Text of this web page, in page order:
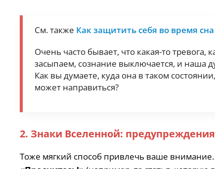
См. также Как защитить себя во время сна
Очень часто бывает, что какая-то
засыпаем, сознание выключается, и наша
Как вы думаете, куда она в таком
может направиться?
2. Знаки Вселенной:
Тоже мягкий способ привлечь ваше